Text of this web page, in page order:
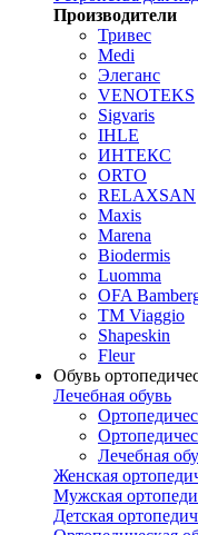
Производители
Тривес
Medi
Элеганс
VENOTEKS
Sigvaris
IHLE
ИНТЕКС
ORTO
RELAXSAN
Maxis
Marena
Biodermis
Luomma
OFA
TM Viaggio
Shapeskin
Fleur
Обувь
Лечебная обувь
Лечебная
Женская
Мужская
Детская